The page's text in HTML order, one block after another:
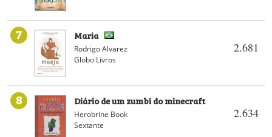
7
2.681
Maria
Rodrigo Alvarez
Globo Livros
8
2.634
Diário de um zumbi do minecraft
Herobrine Book
Sextante